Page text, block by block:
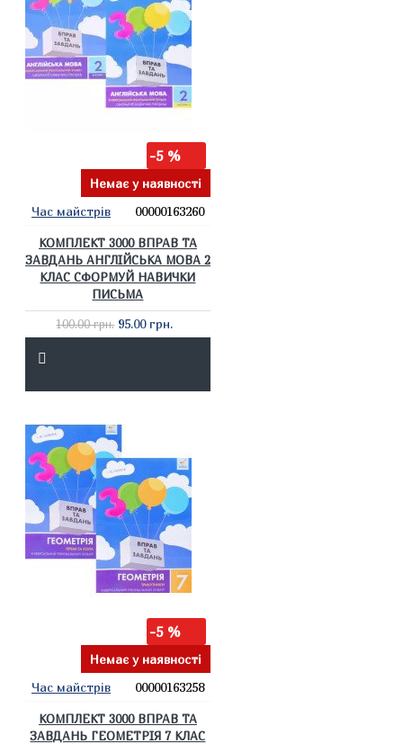
-5 %
Немає у наявності
Час майстрів
00000163260
КОМПЛЕКТ 3000 ВПРАВ ТА
ЗАВДАНЬ АНГЛІЙСЬКА МОВА 2
КЛАС СФОРМУЙ НАВИЧКИ
ПИСЬМА
100.00 грн. 95.00 грн.
-5 %
Немає у наявності
Час майстрів
00000163258
КОМПЛЕКТ 3000 ВПРАВ ТА
ЗАВДАНЬ ГЕОМЕТРІЯ 7 КЛАС